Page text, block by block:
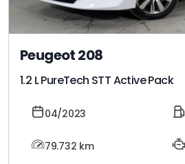
Peugeot 208
1.2 L PureTech STT Active Pack
04/2023
79.732 km